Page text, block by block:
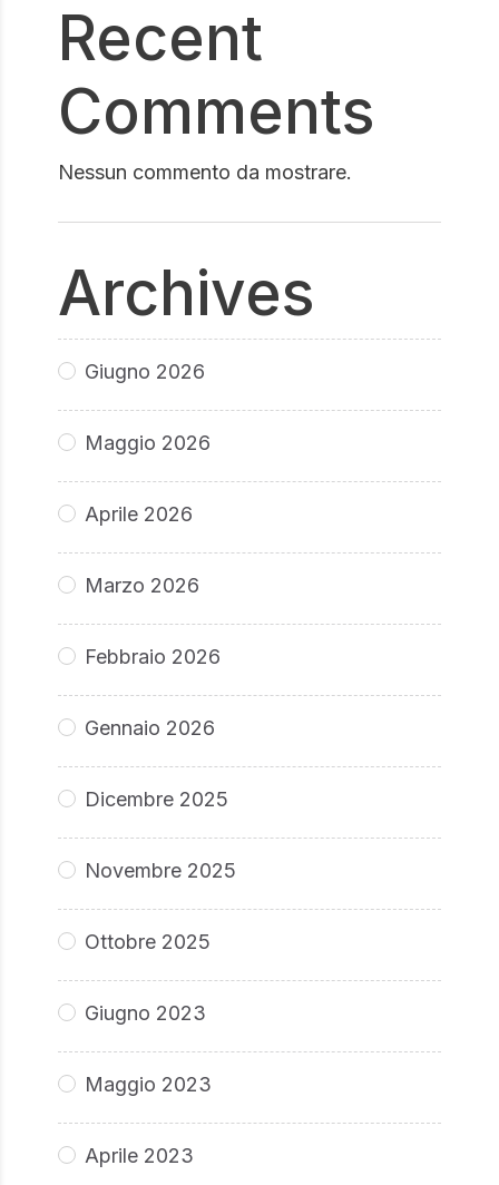
Recent
Comments
Nessun commento da mostrare.
Archives
Giugno 2026
Maggio 2026
Aprile 2026
Marzo 2026
Febbraio 2026
Gennaio 2026
Dicembre 2025
Novembre 2025
Ottobre 2025
Giugno 2023
Maggio 2023
Aprile 2023